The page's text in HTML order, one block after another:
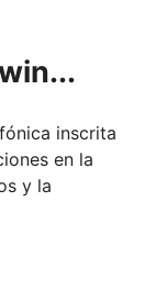
inscrita
en la
y la